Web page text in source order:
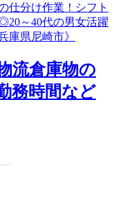
流倉庫物の
務時間など